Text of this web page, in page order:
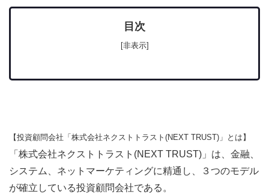
目次
[非表示]
【投資顧問会社「株式会社ネクストトラスト(NEXT TRUST)」とは】
「株式会社ネクストトラスト(NEXT TRUST)」は、金融、
システム、ネットマーケティングに精通し、３つのモデル
が確立している投資顧問会社である。